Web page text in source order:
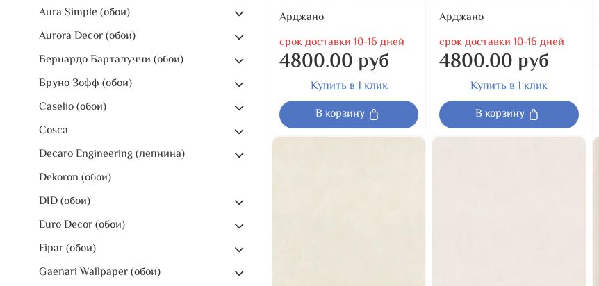
Арджано
срок доставки 10-16 дней
4800.00 руб
Купить в 1 клик
В корзину
Арджано
срок доставки 10-16 дней
4800.00 руб
Купить в 1 клик
В корзину
Aura Simple (обои)
Aurora Decor (обои)
Бернардо Барталуччи (обои)
Бруно Зофф (обои)
Caselio (обои)
Cosca
Decaro Engineering (лепнина)
Dekoron (обои)
DID (обои)
Euro Decor (обои)
Fipar (обои)
Gaenari Wallpaper (обои)